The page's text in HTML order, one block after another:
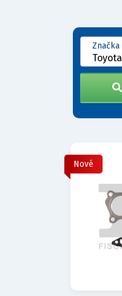
Toyota
Značka
Nové